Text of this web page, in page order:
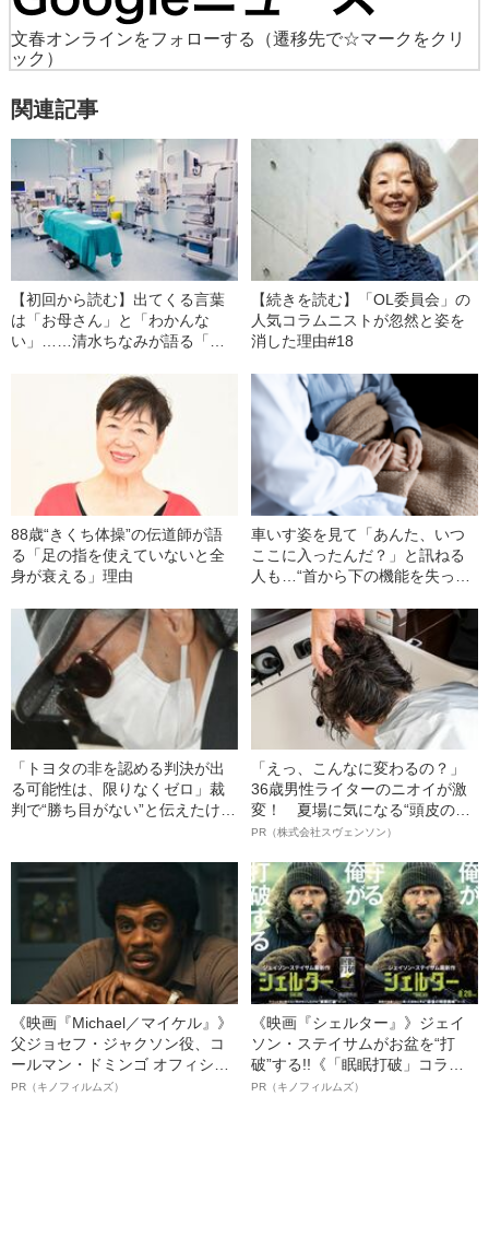
文春オンラインをフォローする
（遷移先で☆マークをクリ
ック）
関連記事
【初回から読む】出てくる言葉
は「お母さん」と「わかんな
い」……清水ちなみが語る「左
【続きを読む】「OL委員会」の
人気コラムニストが忽然と姿を
消した理由#18
88歳“きくち体操”の伝道師が語
る「足の指を使えていないと全
身が衰える」理由
車いす姿を見て「あんた、いつ
ここに入ったんだ？」と訊ねる
人も…“首から下の機能を失っ
た”回診スタイル
「トヨタの非を認める判決が出
る可能性は、限りなくゼロ」裁
判で“勝ち目がない”と伝えたけれ
の葛藤」
「えっ、こんなに変わるの？」
36歳男性ライターのニオイが激
変！ 夏場に気になる“頭皮のニ
オイ”や“ベタつき”を解消す
ト”が生み出した徹底ケアとは
PR（株式会社スヴェンソン）
《映画『Michael／マイケル』》
父ジョセフ・ジャクソン役、コ
ールマン・ドミンゴ オフィシャ
ルインタビュー“観客を魅了した
PR（キノフィルムズ）
《映画『シェルター』》ジェイ
ソン・ステイサムがお盆を“打
破”する!!《「眠眠打破」コラ
ボ》
PR（キノフィルムズ）